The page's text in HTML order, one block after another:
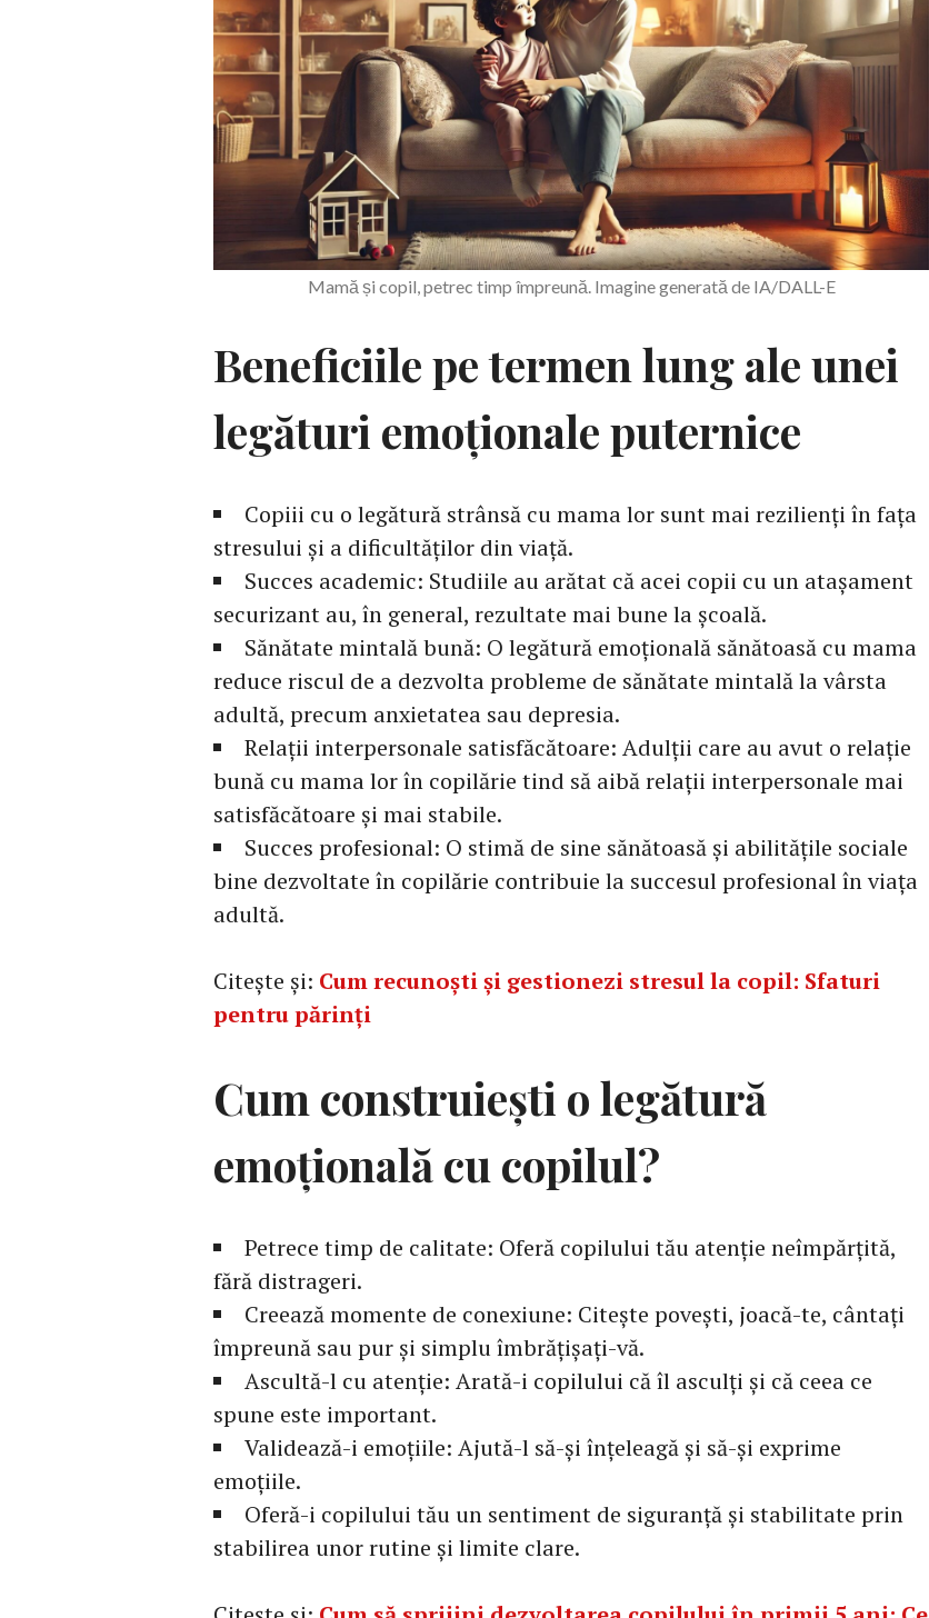
Mamă și copil, petrec timp împreună. Imagine generată de IA/DALL-E
Beneficiile pe termen lung ale unei
legături emoționale puternice
Copiii cu o legătură strânsă cu mama lor sunt mai rezilienți în fața
stresului și a dificultăților din viață.
Succes academic: Studiile au arătat că acei copii cu un atașament
securizant au, în general, rezultate mai bune la școală.
Sănătate mintală bună: O legătură emoțională sănătoasă cu mama
reduce riscul de a dezvolta probleme de sănătate mintală la vârsta
adultă, precum anxietatea sau depresia.
Relații interpersonale satisfăcătoare: Adulții care au avut o relație
bună cu mama lor în copilărie tind să aibă relații interpersonale mai
satisfăcătoare și mai stabile.
Succes profesional: O stimă de sine sănătoasă și abilitățile sociale
bine dezvoltate în copilărie contribuie la succesul profesional în viața
adultă.
Citește și: Cum recunoști și gestionezi stresul la copil: Sfaturi
pentru părinți
Cum construiești o legătură
emoțională cu copilul?
Petrece timp de calitate: Oferă copilului tău atenție neîmpărțită,
fără distrageri.
Creează momente de conexiune: Citește povești, joacă-te, cântați
împreună sau pur și simplu îmbrățișați-vă.
Ascultă-l cu atenție: Arată-i copilului că îl asculți și că ceea ce
spune este important.
Validează-i emoțiile: Ajută-l să-și înțeleagă și să-și exprime
emoțiile.
Oferă-i copilului tău un sentiment de siguranță și stabilitate prin
stabilirea unor rutine și limite clare.